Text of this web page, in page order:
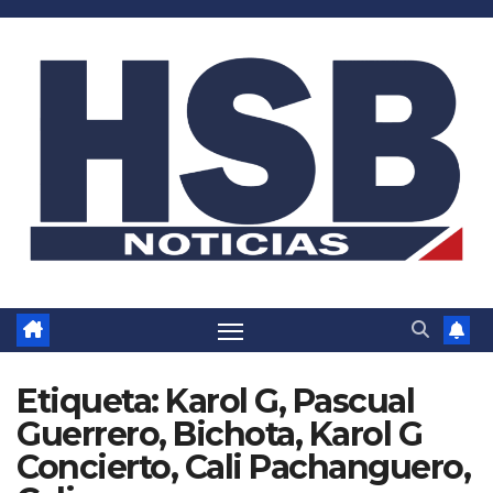
Saltar
Etiqueta: Karol G, Pascual
Guerrero, Bichota, Karol G
Concierto, Cali Pachanguero,